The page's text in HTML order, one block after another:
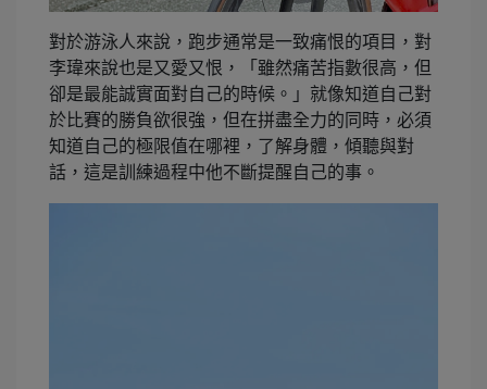
對於游泳人來說，跑步通常是一致痛恨的項目，對
李瑋來說也是又愛又恨，「雖然痛苦指數很高，但
卻是最能誠實面對自己的時候。」就像知道自己對
於比賽的勝負欲很強，但在拼盡全力的同時，必須
知道自己的極限值在哪裡，了解身體，傾聽與對
話，這是訓練過程中他不斷提醒自己的事。